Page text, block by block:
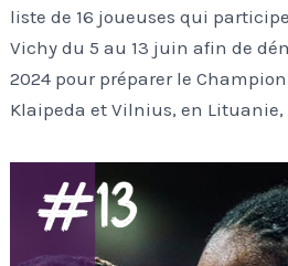
liste de 16 joueuses qui
Vichy du 5 au 13 juin afin de
2024 pour préparer le
Klaipeda et Vilnius, en